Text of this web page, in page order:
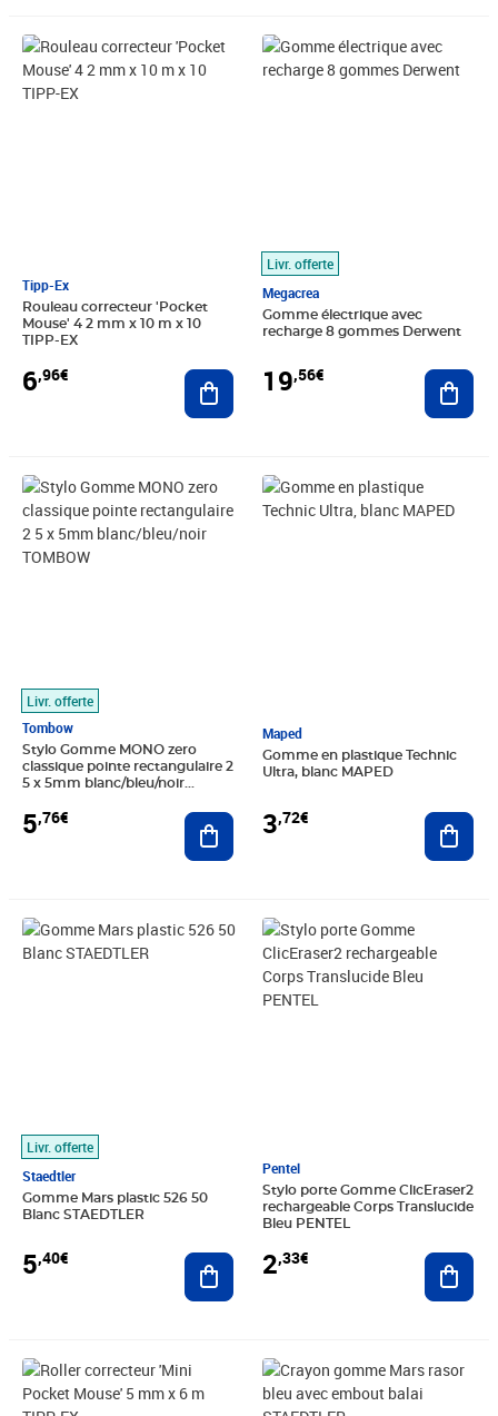
Tipp-Ex
Rouleau correcteur 'Pocket
Mouse' 4 2 mm x 10 m x 10
TIPP-EX
6,96€
Prix 6,96€
Ajouter au panier
Livr. offerte
Megacrea
Gomme électrique avec
recharge 8 gommes Derwent
19,56€
Prix 19,56€
Livr. offerte
Tombow
Stylo Gomme MONO zero
classique pointe rectangulaire 2
5 x 5mm blanc/bleu/noir
5,76€
Prix 5,76€
Ajouter au panier
Maped
Gomme en plastique Technic
Ultra, blanc MAPED
3,72€
Prix 3,72€
Livr. offerte
Staedtler
Gomme Mars plastic 526 50
Blanc STAEDTLER
5,40€
Prix 5,40€
Ajouter au panier
Pentel
Stylo porte Gomme ClicEraser2
rechargeable Corps Translucide
Bleu PENTEL
2,33€
Prix 2,33€
Prix 5,31€ Prix 2,40€